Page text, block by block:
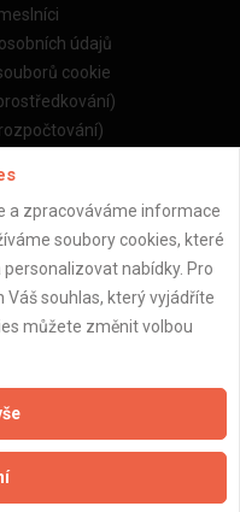
údajů
cookie
online
firmy
bytu
domu
domu
a zpracováváme informace
soubory cookies, které
nabídky. Pro
Váš souhlas, který vyjádříte
můžete změnit volbou